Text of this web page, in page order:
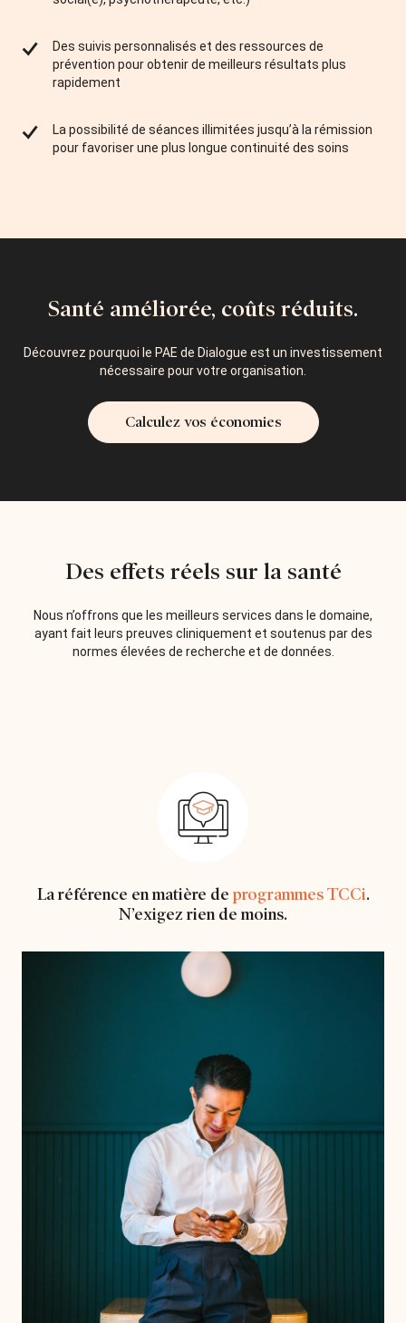
Des suivis personnalisés et des ressources de
prévention pour obtenir de meilleurs résultats plus
rapidement
La possibilité de séances illimitées jusqu’à la rémission
pour favoriser une plus longue continuité des soins
Santé améliorée, coûts réduits.
Découvrez pourquoi le PAE de Dialogue est un investissement
nécessaire pour votre organisation.
Calculez vos économies
Des effets réels sur la santé
Nous n’offrons que les meilleurs services dans le domaine,
ayant fait leurs preuves cliniquement et soutenus par des
normes élevées de recherche et de données.
La référence en matière de programmes TCCi.
N’exigez rien de moins.